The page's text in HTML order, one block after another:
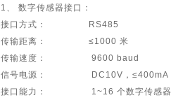
1、 数字传感器接口：
接口方式： RS485
传输距离： ≤1000 米
传输速度： 9600 baud
信号电源： DC10V，≤400mA
接口能力： 1~16 个数字传感器